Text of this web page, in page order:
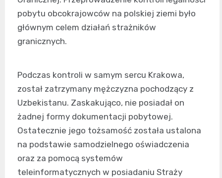
pobytu obcokrajowców na polskiej ziemi było
głównym celem działań strażników
granicznych.
Podczas kontroli w samym sercu Krakowa,
został zatrzymany mężczyzna pochodzący z
Uzbekistanu. Zaskakująco, nie posiadał on
żadnej formy dokumentacji pobytowej.
Ostatecznie jego tożsamość została ustalona
na podstawie samodzielnego oświadczenia
oraz za pomocą systemów
teleinformatycznych w posiadaniu Straży